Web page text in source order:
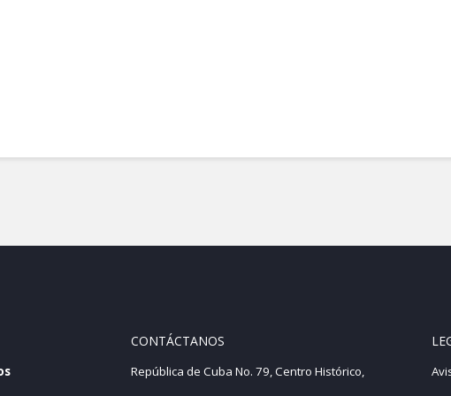
alternativas para vivienda
CONTÁCTANOS
República de Cuba No. 79, Centro Histórico,